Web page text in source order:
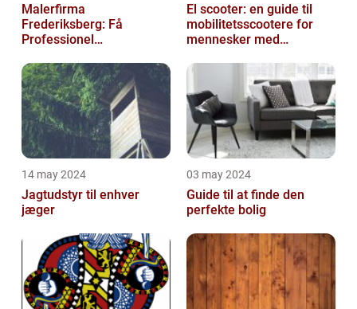
Malerfirma
Frederiksberg: Få
Professionel
eller virksomhed
El scooter: en guide til
mobilitetsscootere for
mennesker med
14 may 2024
Jagtudstyr til enhver
jæger
03 may 2024
Guide til at finde den
perfekte bolig